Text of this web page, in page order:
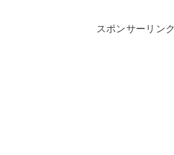
スポンサーリンク